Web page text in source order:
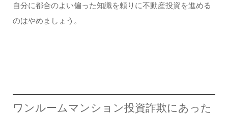
自分に都合のよい偏った知識を頼りに不動産投資を進める
のはやめましょう。
ワンルームマンション投資詐欺にあった